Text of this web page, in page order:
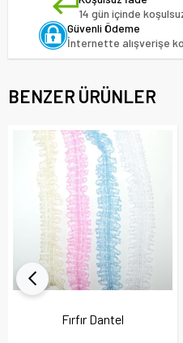
14 gün içinde
Güvenli Ödeme
İnternette alışverişe
BENZER ÜRÜNLER
Fırfır Dantel